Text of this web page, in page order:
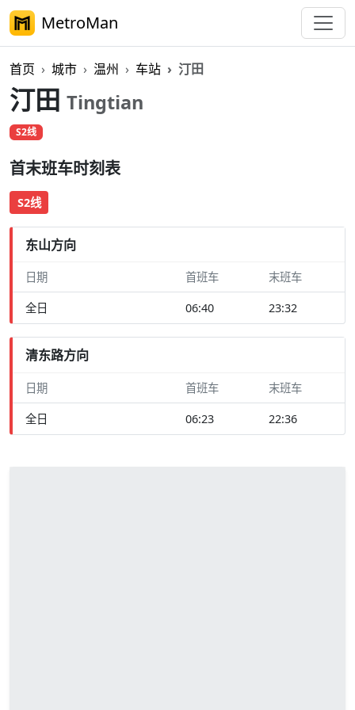
MetroMan
首页 城市 温州 车站 汀田
汀田 Tingtian
S2线
首末班车时刻表
S2线
东山方向
日期 首班车 末班车
全日 06:40 23:32
清东路方向
日期 首班车 末班车
全日 06:23 22:36